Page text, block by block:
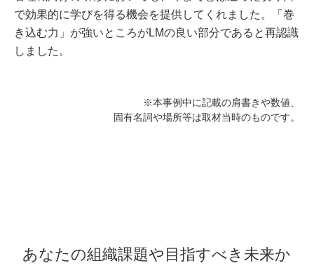
で効果的に学びを得る機会を提供してくれました。「巻
き込む力」が強いところがLMの良い部分であると再認識
しました。
※本事例中に記載の肩書きや数値、
固有名詞や場所等は取材当時のものです。
あなたの組織課題や目指すべき未来か